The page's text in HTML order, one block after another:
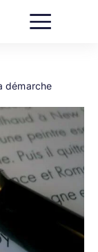
démarche